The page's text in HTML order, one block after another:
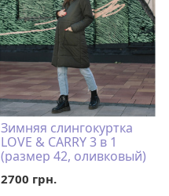
Зимняя слингокуртка
LOVE & CARRY 3 в 1
(размер 42, оливковый)
2700 грн.